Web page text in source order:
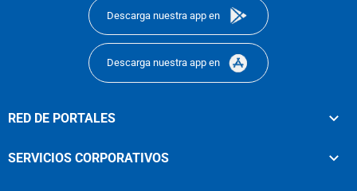
Descarga nuestra app en
Descarga nuestra app en
RED DE PORTALES
SERVICIOS CORPORATIVOS